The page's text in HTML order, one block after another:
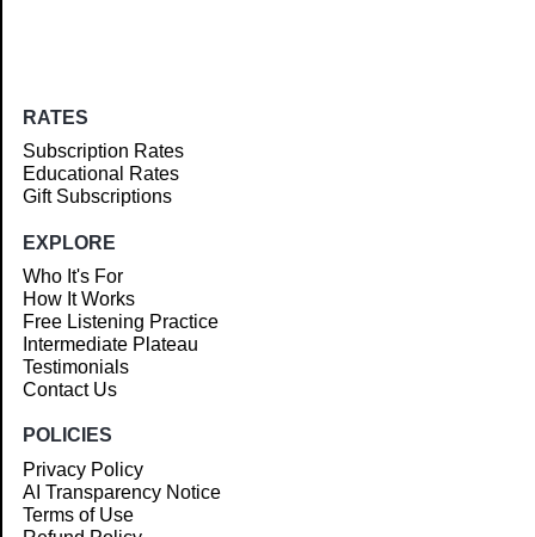
RATES
Subscription Rates
Educational Rates
Gift Subscriptions
EXPLORE
Who It's For
How It Works
Free Listening Practice
Intermediate Plateau
Testimonials
Contact Us
POLICIES
Privacy Policy
AI Transparency Notice
Terms of Use